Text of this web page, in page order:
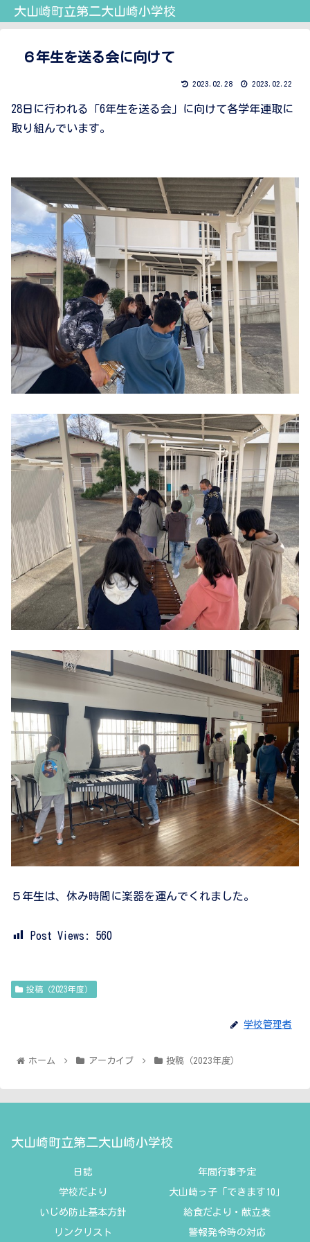
大山崎町立第二大山崎小学校
６年生を送る会に向けて
2023.02.28 2023.02.22
28日に行われる「6年生を送る会」に向けて各学年連取に
取り組んでいます。
５年生は、休み時間に楽器を運んでくれました。
Post Views: 560
投稿（2023年度）
学校管理者
ホーム アーカイブ 投稿（2023年度）
大山崎町立第二大山崎小学校
日誌 年間行事予定
学校だより 大山崎っ子「できます10」
いじめ防止基本方針 給食だより・献立表
リンクリスト 警報発令時の対応